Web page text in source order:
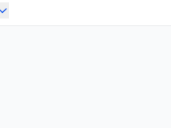
চিকিৎসায় অভিজ্ঞ।